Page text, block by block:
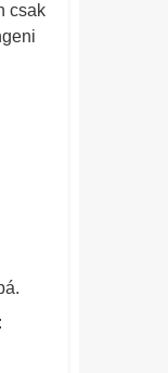
csak